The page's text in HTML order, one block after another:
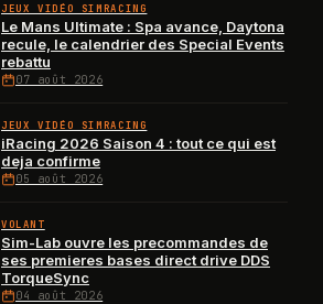
JEUX VIDÉO SIMRACING
Le Mans Ultimate : Spa avance, Daytona
recule, le calendrier des Special Events
rebattu
07 août 2026
JEUX VIDÉO SIMRACING
iRacing 2026 Saison 4 : tout ce qui est
deja confirme
05 août 2026
VOLANT
Sim-Lab ouvre les precommandes de
ses premieres bases direct drive DDS
TorqueSync
04 août 2026